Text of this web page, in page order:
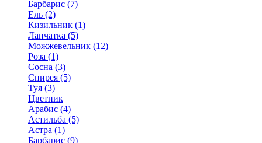
Барбарис (7)
Ель (2)
Кизильник (1)
Лапчатка (5)
Можжевельник (12)
Роза (1)
Сосна (3)
Спирея (5)
Туя (3)
Цветник
Арабис (4)
Астильба (5)
Астра (1)
Барбарис (9)